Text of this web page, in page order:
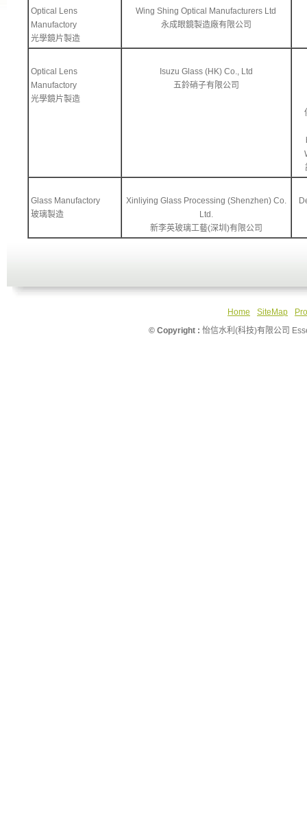
Optical Lens
Manufactory
光學鏡片製造
Wing Shing Optical Manufacturers Ltd
永成眼鏡製造廠有限公司
Optical Lens
Manufactory
光學鏡片製造
Isuzu Glass (HK) Co., Ltd
五鈴硝子有限公司
Glass Manufactory
玻璃製造
Xinliying Glass Processing (Shenzhen) Co.
Ltd.
新李英玻璃工藝(深圳)有限公司
Home SiteMap
© Copyright : 怡信水利(科技)有限公司